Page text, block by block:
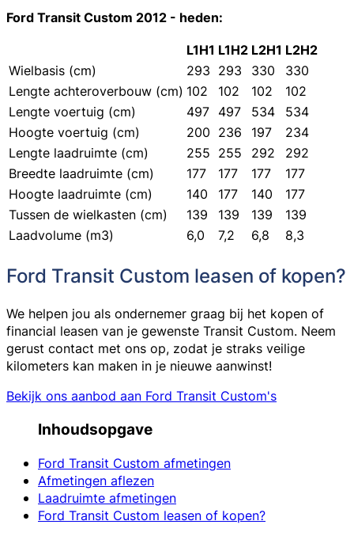
Ford Transit Custom 2012 - heden:
L1H1 L1H2 L2H1 L2H2
Wielbasis (cm)
293 293 330
330
Lengte achteroverbouw (cm) 102 102 102
102
Lengte voertuig (cm)
497 497 534
534
Hoogte voertuig (cm)
200 236 197
234
Lengte laadruimte (cm)
255 255 292
292
Breedte laadruimte (cm)
177 177 177
177
Hoogte laadruimte (cm)
140 177 140
177
Tussen de wielkasten (cm)
139 139 139
139
Laadvolume (m3)
6,0 7,2 6,8 8,3
Ford Transit Custom leasen of kopen?
We helpen jou als ondernemer graag bij het kopen of
financial leasen van je gewenste Transit Custom. Neem
gerust contact met ons op, zodat je straks veilige
kilometers kan maken in je nieuwe aanwinst!
Bekijk ons aanbod aan Ford Transit Custom's
Inhoudsopgave
Ford Transit Custom afmetingen
Afmetingen aflezen
Laadruimte afmetingen
Ford Transit Custom leasen of kopen?